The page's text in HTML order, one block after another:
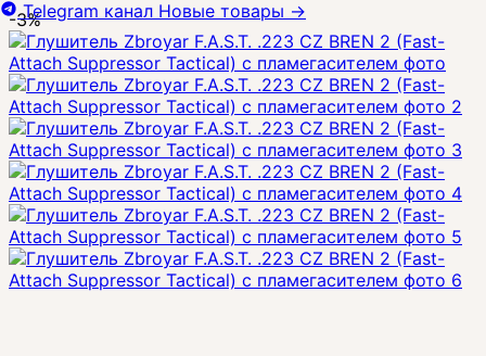
-3%Telegram канал Новые товары →